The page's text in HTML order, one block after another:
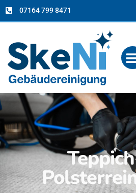
07164 799 8471